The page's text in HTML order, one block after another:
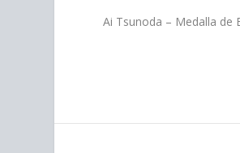
Ai Tsunoda – Medalla de